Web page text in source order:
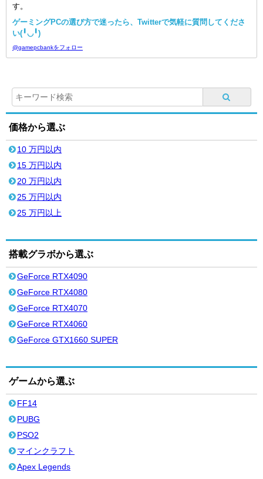
す。
ゲーミングPCの選び方で迷ったら、Twitterで気軽に質問してくださ
い(╹◡╹)
@gamepcbankをフォロー
価格から選ぶ
10 万円以内
15 万円以内
20 万円以内
25 万円以内
25 万円以上
搭載グラボから選ぶ
GeForce RTX4090
GeForce RTX4080
GeForce RTX4070
GeForce RTX4060
GeForce GTX1660 SUPER
ゲームから選ぶ
FF14
PUBG
PSO2
マインクラフト
Apex Legends